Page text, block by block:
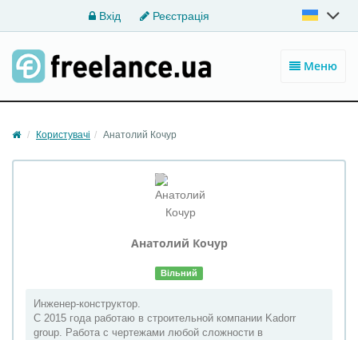
Вхід Реєстрація
Меню
Користувачі Анатолий Кочур
Анатолий Кочур
Вільний
Инженер-конструктор.
С 2015 года работаю в строительной компании Kadorr
group. Работа с чертежами любой сложности в